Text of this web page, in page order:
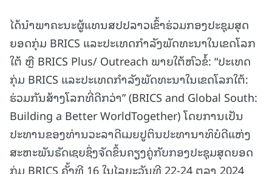
ໄດ້ນຳພາຄະນະຜູ້ແທນສປປລາວເຂົ້າຮ່ວມກອງປະຊຸມສຸດ
ຍອດກຸ່ມ BRICS ແລະປະເທດກຳລັງພັດທະນາໃນເຂດໂລກ
ໃຕ້ ຫຼື BRICS Plus/ Outreach ພາຍໃຕ້ຫົວຂໍ້: “ປະເທດ
ກຸ່ມ BRICS ແລະປະເທດກໍາລັງພັດທະນາໃນເຂດໂລກໃຕ້:
ຮ່ວມກັນສ້າງໂລກທີ່ດີກວ່າ” (BRICS and Global South:
Building a Better WorldTogether) ໂດຍການເປັນ
ປະທານຂອງທ່ານວະລາດີເມຍປູຕິນປະທານາທິບໍດີແຫ່ງ
ສະຫະພັນຣັດເຊຍຊຶ່ງຈັດຂຶ້ນຄຽງຄູ່ກັບກອງປະຊຸມສຸດຍອດ
ກຸ່ມ BRICS ຄັ້ງທີ 16 ໃນໄລຍະວັນທີ 22-24 ຕຸລາ 2024